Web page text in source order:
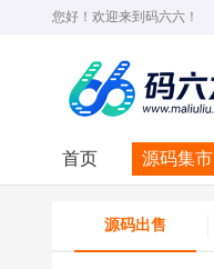
您好！欢迎来到 码六六 ！
首页 源码集市
源码出售